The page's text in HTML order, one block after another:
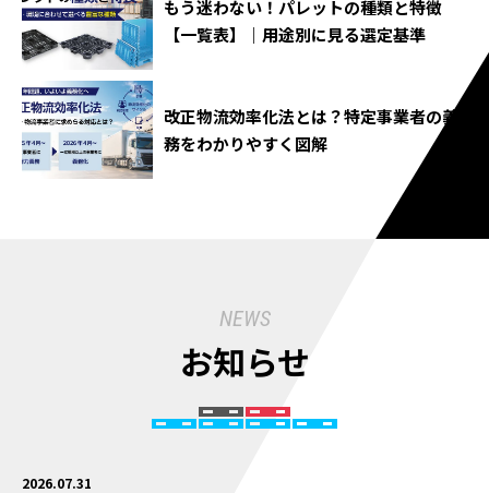
もう迷わない！パレットの種類と特徴
【一覧表】｜用途別に見る選定基準
改正物流効率化法とは？特定事業者の義
務をわかりやすく図解
NEWS
お知らせ
2026.07.31